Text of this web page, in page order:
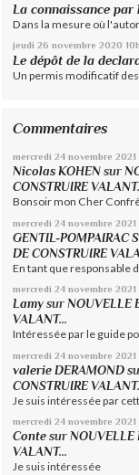
La connaissance par
Dans la mesure où
jeudi 26 novembre 2020
Le dépôt de la
Un permis modificatif
Commentaires
mercredi 24 novembre 2021
Nicolas KOHEN sur
CONSTRUIRE
Bonsoir mon Cher
mercredi 24 novembre 2021
GENTIL-POMPAIRAC
DE CONSTRUIRE
En tant que responsable
mercredi 24 novembre 2021
Lamy surNOUVELLE
VALANT...
Intéressée par le guide
mercredi 24 novembre 2021
valerie DERAMOND
CONSTRUIRE
Je suis intéressée par
mercredi 24 novembre 2021
Conte surNOUVELLE
VALANT...
Je suis intéressée